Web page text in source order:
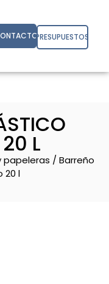
PRESUPUESTOS
L
papeleras / Barreño
20 l